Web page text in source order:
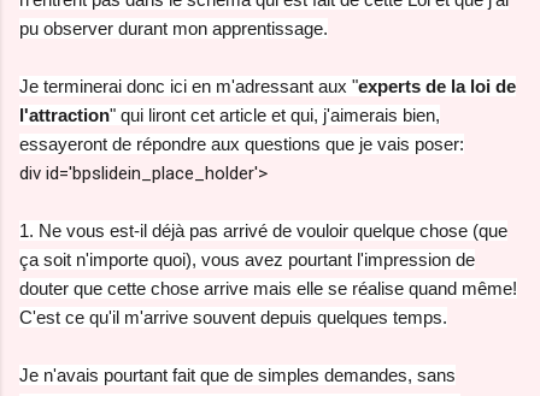
pu observer durant mon apprentissage.
Je terminerai donc ici en m'adressant aux "experts de la loi de
l'attraction" qui liront cet article et qui, j'aimerais bien,
essayeront de répondre aux questions que je vais poser:
div id='bpslidein_place_holder'>
1. Ne vous est-il déjà pas arrivé de vouloir quelque chose (que
ça soit n'importe quoi), vous avez pourtant l'impression de
douter que cette chose arrive mais elle se réalise quand même!
C'est ce qu'il m'arrive souvent depuis quelques temps.
Je n'avais pourtant fait que de simples demandes, sans